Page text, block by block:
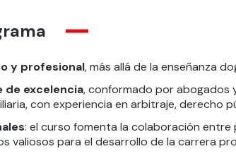
y profesional, más allá de la enseñanza
de excelencia, conformado por abogados
con experiencia en arbitraje, derecho
: el curso fomenta la colaboración
valiosos para el desarrollo de la carrera